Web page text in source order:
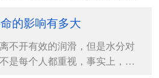
的影响有多大
不开有效的润滑，但是水分对
是每个人都重视，事实上，水